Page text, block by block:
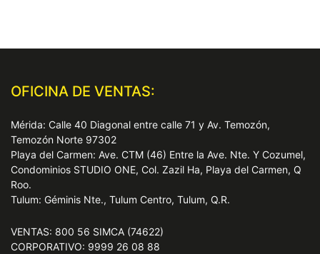
OFICINA DE VENTAS:
Mérida: Calle 40 Diagonal entre calle 71 y Av. Temozón,
Temozón Norte 97302
Playa del Carmen: Ave. CTM (46) Entre la Ave. Nte. Y Cozumel,
Condominios STUDIO ONE, Col. Zazil Ha, Playa del Carmen, Q
Roo.
Tulum: Géminis Nte., Tulum Centro, Tulum, Q.R.
VENTAS: 800 56 SIMCA (74622)
CORPORATIVO: 9999 26 08 88